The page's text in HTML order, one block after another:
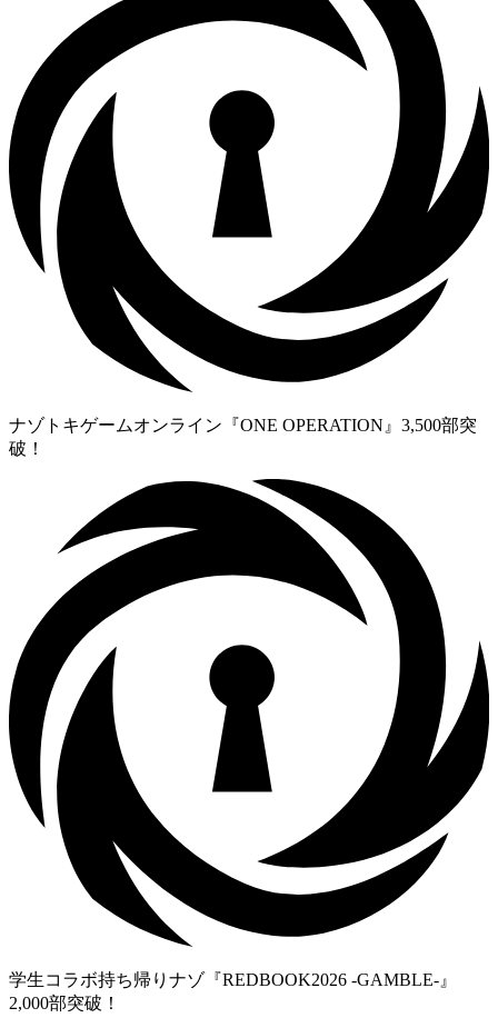
ナゾトキゲームオンライン『ONE OPERATION』3,500部突
破！
学生コラボ持ち帰りナゾ『REDBOOK2026 -GAMBLE-』
2,000部突破！